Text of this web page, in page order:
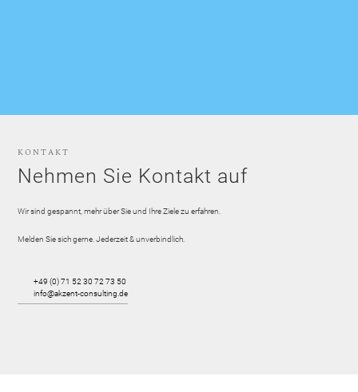
KONTAKT
Nehmen Sie Kontakt auf
Wir sind gespannt, mehr über Sie und Ihre Ziele zu erfahren.
Melden Sie sich gerne. Jederzeit & unverbindlich.
+49 (0) 71 52 30 72 73 50
info@akzent-consulting.de